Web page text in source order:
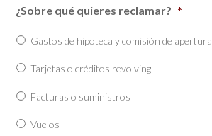
¿Sobre qué quieres reclamar? *
Gastos de hipoteca y comisión de apertura
Tarjetas o créditos revolving
Facturas o suministros
Vuelos